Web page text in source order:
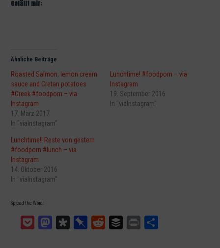
Gefällt mir:
Ähnliche Beiträge
Roasted Salmon, lemon cream
sauce and Cretan potatoes
#Greek #foodporn – via
Instagram
17. März 2017
In "viaInstagram"
Lunchtime! #foodporn – via
Instagram
19. September 2016
In "viaInstagram"
Lunchtime!! Reste von gestern
#foodporn #lunch – via
Instagram
14. Oktober 2016
In "viaInstagram"
Spread the Word:
Pocket MastodonDiasporaPinboardReddit Buffer Print